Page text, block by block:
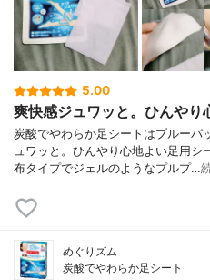
5.00
爽快感ジュワッと。ひんやり
炭酸でやわらか足シートはブルーパ
ュワッと。ひんやり心地よい足用
布タイプでジェルのようなプルプ…
めぐりズム
炭酸でやわらか足シート